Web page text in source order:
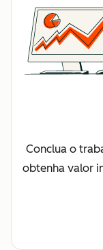
Conclua o
obtenha valor